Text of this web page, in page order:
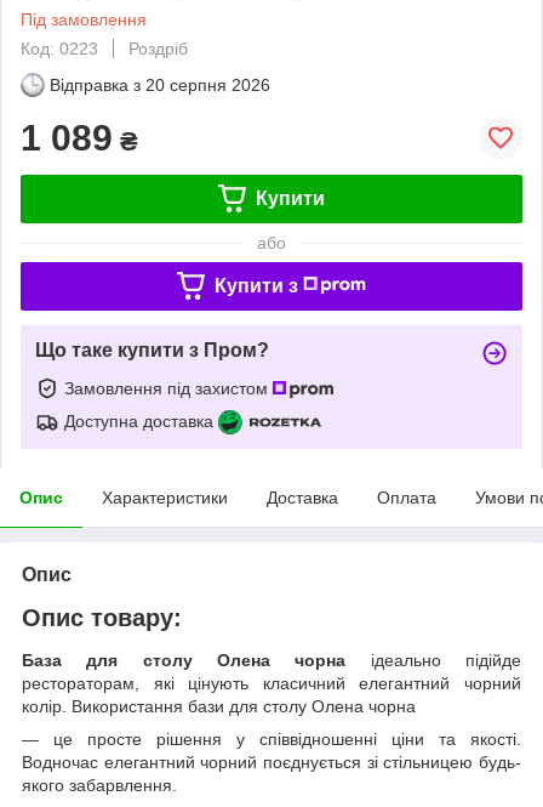
Під замовлення
Код: 0223
Роздріб
Відправка з 20 серпня 2026
1 089 ₴
Купити
або
Купити з
Що таке купити з Пром?
Замовлення під захистом
Доступна доставка
Опис Характеристики Доставка Оплата Умови
Опис
Опис товару:
База для столу Олена чорна ідеально підійде
рестораторам, які цінують класичний елегантний чорний
колір. Використання бази для столу Олена чорна
— це просте рішення у співвідношенні ціни та якості.
Водночас елегантний чорний поєднується зі стільницею будь-
якого забарвлення.